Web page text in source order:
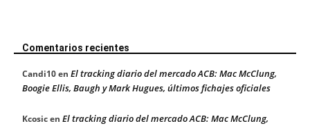
Comentarios recientes
Candi10en El tracking diario del mercado ACB: Mac McClung,
Boogie Ellis, Baugh y Mark Hugues, últimos fichajes oficiales
Kcosicen El tracking diario del mercado ACB: Mac McClung,